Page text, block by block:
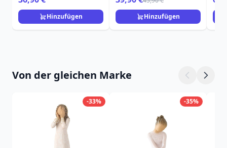
Hinzufügen
Hinzufügen
Von der gleichen Marke
-33% -35%